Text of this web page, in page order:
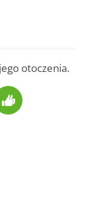
otoczenia.